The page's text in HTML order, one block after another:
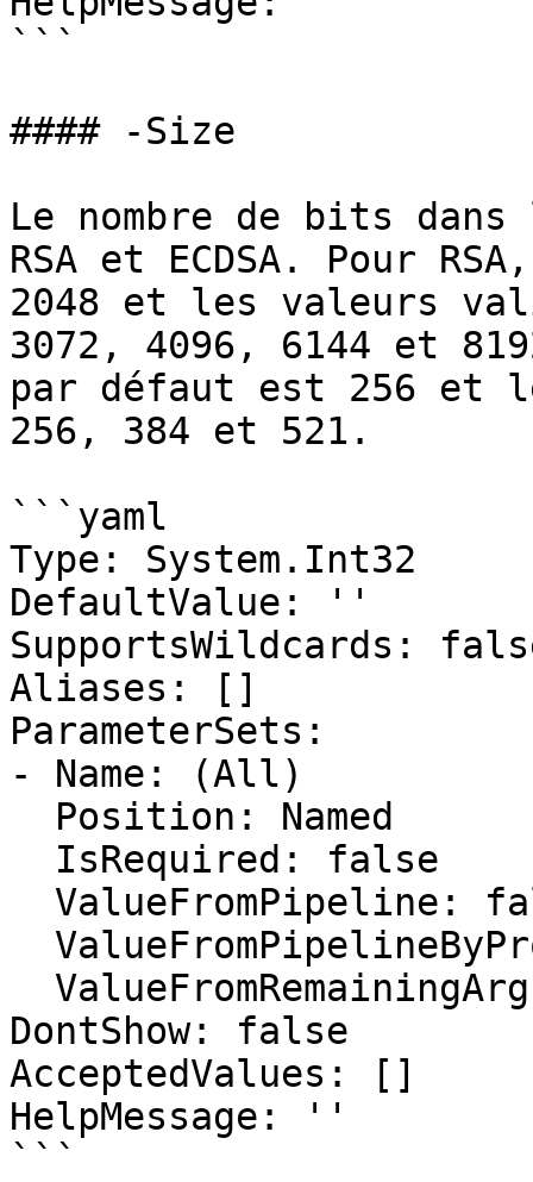
```
#### -Size
Le nombre de bits
RSA et ECDSA. Pour
2048 et les valeurs
3072, 4096, 6144 et
par défaut est 256 et
256, 384 et 521.
```yaml
Type: System.Int32
DefaultValue: ''
SupportsWildcards:
Aliases: []
ParameterSets:
- Name: (All)
DontShow: false
AcceptedValues: []
HelpMessage: ''
```